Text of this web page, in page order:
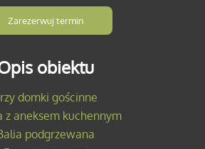
Zarezerwuj termin
obiektu
domki gościnne
z aneksem kuchennym
podgrzewana